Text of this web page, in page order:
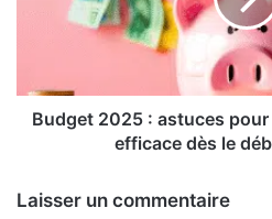
efficace
dès
l'année
Budget 2025 : astuces
efficace dès le
Laisser un commentaire